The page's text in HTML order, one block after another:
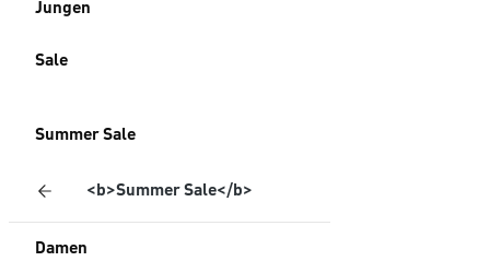
Jungen
Sale
Summer Sale
<b>Summer Sale</b>
Damen